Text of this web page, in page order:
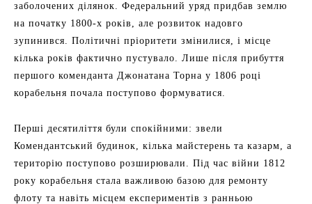
заболочених ділянок. Федеральний уряд придбав землю
на початку 1800-х років, але розвиток надовго
зупинився. Політичні пріоритети змінилися, і місце
кілька років фактично пустувало. Лише після прибуття
першого коменданта Джонатана Торна у 1806 році
корабельня почала поступово формуватися.
Перші десятиліття були спокійними: звели
Комендантський будинок, кілька майстерень та казарм, а
територію поступово розширювали. Під час війни 1812
року корабельня стала важливою базою для ремонту
флоту та навіть місцем експериментів з ранньою